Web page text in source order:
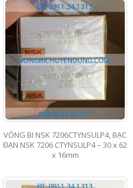
VÒNG BI NSK 7206CTYNSULP4, BẠC
ĐẠN NSK 7206 CTYNSULP4 – 30 x 62
x 16mm